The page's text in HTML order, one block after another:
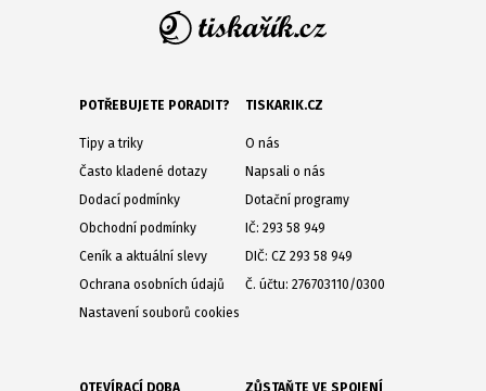
POTŘEBUJETE PORADIT?
Tipy a triky
Často kladené dotazy
Dodací podmínky
Obchodní podmínky
Ceník a aktuální slevy
Ochrana osobních údajů
Nastavení souborů cookies
TISKARIK.CZ
O nás
Napsali o nás
Dotační programy
IČ: 293 58 949
DIČ: CZ 293 58 949
Č. účtu: 276703110/0300